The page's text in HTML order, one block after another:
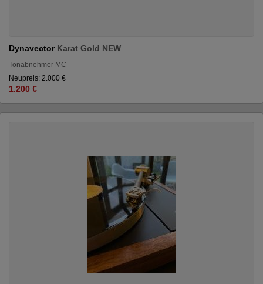
Dynavector Karat Gold NEW
Tonabnehmer MC
Neupreis: 2.000 €
1.200 €